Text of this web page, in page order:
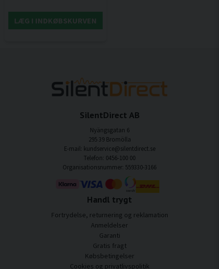
LÆG I INDKØBSKURVEN
SilentDirect AB
Nyängsgatan 6
295 39 Bromölla
E-mail: kundservice@silentdirect.se
Telefon: 0456-100 00
Organisationsnummer: 559330-3166
Handl trygt
Fortrydelse, returnering og reklamation
Anmeldelser
Garanti
Gratis fragt
Købsbetingelser
Cookies og privatlivspolitik